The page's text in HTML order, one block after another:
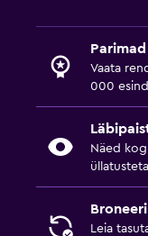
Vaata
000
Näed
Leia